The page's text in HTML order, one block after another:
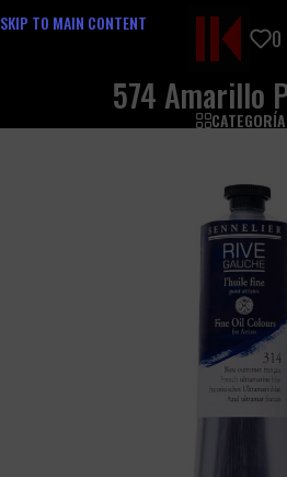
SKIP TO MAIN CONTENT
0
574 Amarillo